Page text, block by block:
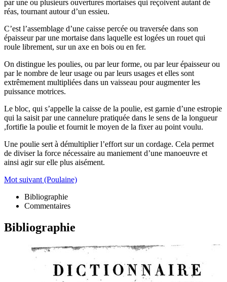
par une ou plusieurs ouvertures mortaises qui reçoivent autant de
réas, tournant autour d’un essieu.
C’est l’assemblage d’une caisse percée ou traversée dans son
épaisseur par une mortaise dans laquelle est logées un rouet qui
roule librement, sur un axe en bois ou en fer.
On distingue les poulies, ou par leur forme, ou par leur épaisseur ou
par le nombre de leur usage ou par leurs usages et elles sont
extrêmement multipliées dans un vaisseau pour augmenter les
puissance motrices.
Le bloc, qui s’appelle la caisse de la poulie, est garnie d’une estropie
qui la saisit par une cannelure pratiquée dans le sens de la longueur
,fortifie la poulie et fournit le moyen de la fixer au point voulu.
Une poulie sert à démultiplier l’effort sur un cordage. Cela permet
de diviser la force nécessaire au maniement d’une manoeuvre et
ainsi agir sur elle plus aisément.
Mot suivant (Poulaine)
Bibliographie
Commentaires
Bibliographie